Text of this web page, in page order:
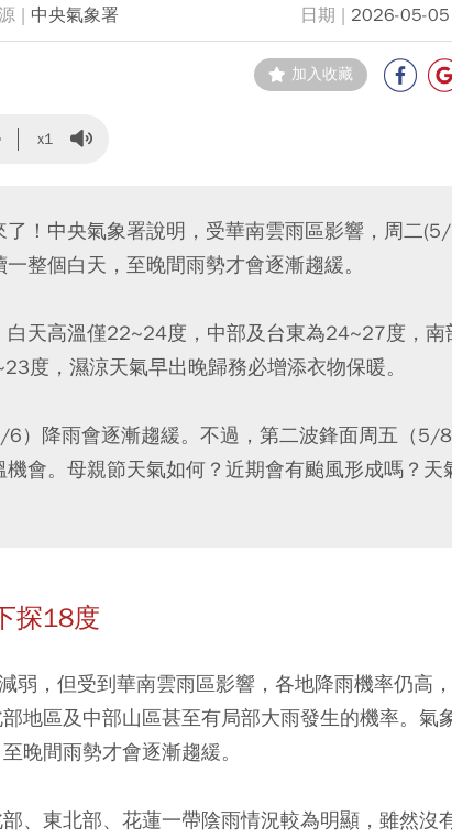
中央氣象署 2026-05-
加入收藏
x1
！中央氣象署說明，受華南雲雨區影響，周二
整個白天，至晚間雨勢才會逐漸趨緩。
天高溫僅22~24度，中部及台東為24~27度，南
度，濕涼天氣早出晚歸務必增添衣物保暖。
）降雨會逐漸趨緩。不過，第二波鋒面周五（5/8
會。母親節天氣如何？近期會有颱風形成嗎？天
探18度
弱，但受到華南雲雨區影響，各地降雨機率仍高
地區及中部山區甚至有局部大雨發生的機率。氣
晚間雨勢才會逐漸趨緩。
部、東北部、花蓮一帶陰雨情況較為明顯，雖然沒